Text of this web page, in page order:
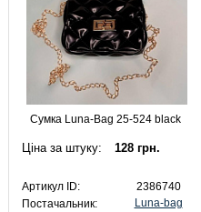
Сумка Luna-Bag 25-524 black
Ціна за штуку: 128 грн.
Артикул ID:
2386740
Постачальник:
Luna-bag